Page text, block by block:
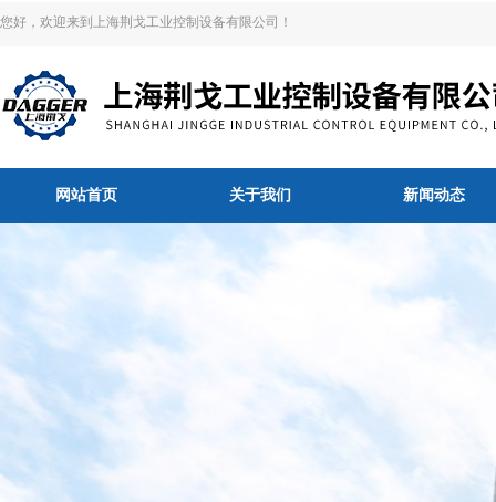
您好，欢迎来到上海荆戈工业控制设备有限公司！
网站首页 关于我们 新闻动态